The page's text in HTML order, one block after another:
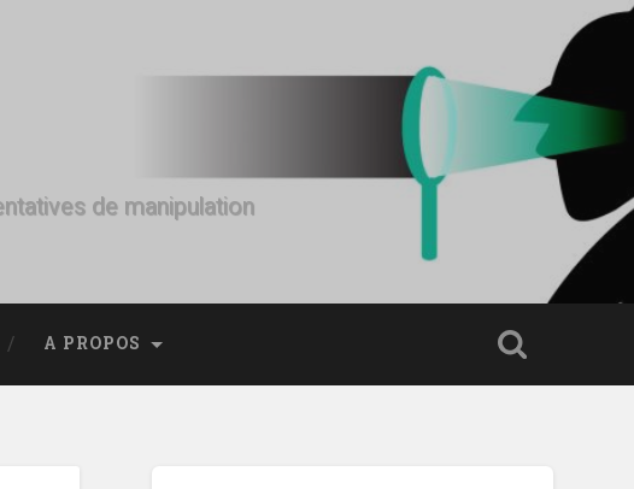
de manipulation
A PROPOS